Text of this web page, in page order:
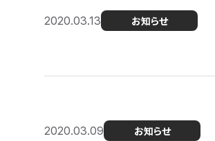
2020.03.13 お知らせ
2020.03.09 お知らせ